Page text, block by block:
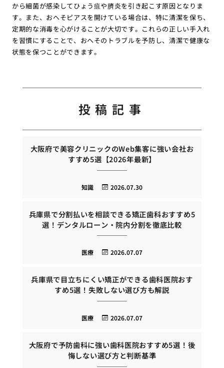
から細菌が感染してひょう疽や臍炎を引き起こす原因となりま
す。また、おへそピアスを開けている場合は、特に清潔を保ち、
定期的な消毒を心がけることが大切です。これらの正しい手入れ
を習慣にすることで、おへそのトラブルを予防し、清潔で健康な
状態を保つことができます。
投稿記事
大阪府で美容クリニックのWeb集客に強い会社お
すすめ5選【2026年最新】
2026.07.30
知識
兵庫県で分割払いを相談できる矯正歯科おすすめ5
選！デンタルローン・院内分割を徹底比較
2026.07.07
医療
兵庫県で目立ちにくい矯正ができる歯科医院おす
すめ5選！失敗しない選び方も解説
2026.07.07
医療
大阪府で予防歯科に強い歯科医院おすすめ5選！後
悔しない選び方と判断基準